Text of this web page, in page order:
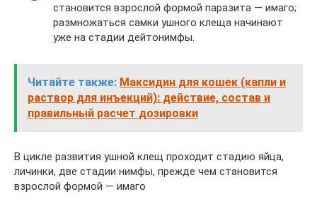
становится взрослой формой паразита — имаго;
размножаться самки ушного клеща начинают
уже на стадии дейтонимфы.
Читайте также: Максидин для кошек (капли и
раствор для инъекций): действие, состав и
правильный расчет дозировки
В цикле развития ушной клещ проходит стадию яйца,
личинки, две стадии нимфы, прежде чем становится
взрослой формой — имаго